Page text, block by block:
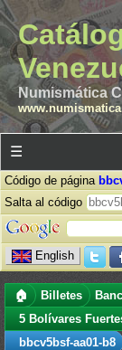
Numismática
☰
Código de página
Salta al código
English
🏠 Billetes
5 Bolívares
bbcv5bsf-aa01-b8